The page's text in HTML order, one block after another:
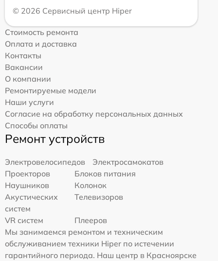
© 2026 Сервисный центр Hiper
Стоимость ремонта
Оплата и доставка
Контакты
Вакансии
О компании
Ремонтируемые модели
Наши услуги
Согласие на обработку персональных данных
Способы оплаты
Ремонт устройств
Электровелосипедов
Электросамокатов
Проекторов
Блоков питания
Наушников
Колонок
Акустических
систем
Телевизоров
VR систем
Плееров
Мы занимаемся ремонтом и техническим
обслуживанием техники Hiper по истечении
гарантийного периода. Наш центр в Красноярске